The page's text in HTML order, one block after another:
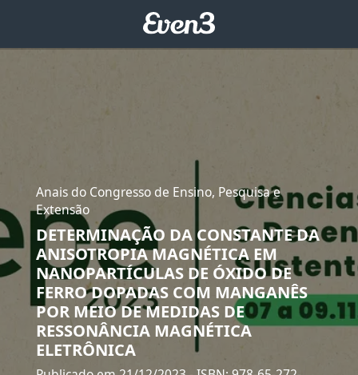
Anais do Congresso de Ensino, Pesquisa e
Extensão
DETERMINAÇÃO DA CONSTANTE DA
ANISOTROPIA MAGNÉTICA EM
NANOPARTÍCULAS DE ÓXIDO DE
FERRO DOPADAS COM MANGANÊS
POR MEIO DE MEDIDAS DE
RESSONÂNCIA MAGNÉTICA
ELETRÔNICA